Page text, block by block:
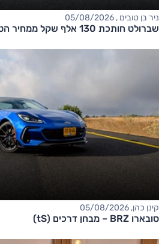
ניר בן טובים , 05/08/2026
שברולט חותכת 130 אלף שקל ממחיר הטאהו
קינן כהן, 05/08/2026
סובארו BRZ – מבחן דרכים (tS)